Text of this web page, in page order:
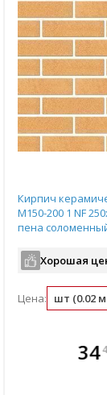
поддон (480 шт)
В
всегда
Кирпич
М150-200 1 NF
пена
Хорошая
Цена: шт (0.02
34